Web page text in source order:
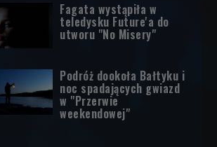
Fagata wystąpiła w
teledysku Future'a do
utworu "No Misery"
Podróż dookoła Bałtyku i
noc spadających gwiazd
w "Przerwie
weekendowej"